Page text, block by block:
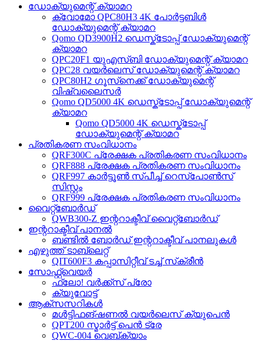
ഡോക്യുമെന്റ് ക്യാമറ
ക്വോമോ QPC80H3 4K പോർട്ടബിൾ
ഡോക്യുമെന്റ് ക്യാമറ
Qomo QD3900H2 ഡെസ്ക്ടോപ്പ് ഡോക്യുമെന്റ്
ക്യാമറ
QPC20F1 യുഎസ്ബി ഡോക്യുമെന്റ് ക്യാമറ
QPC28 വയർലെസ് ഡോക്യുമെന്റ് ക്യാമറ
QPC80H2 ഗൂസ്‌നെക്ക് ഡോക്യുമെന്റ്
വിഷ്വലൈസർ
Qomo QD5000 4K ഡെസ്ക്ടോപ്പ് ഡോക്യുമെന്റ്
ക്യാമറ
Qomo QD5000 4K ഡെസ്ക്ടോപ്പ്
ഡോക്യുമെന്റ് ക്യാമറ
പ്രതികരണ സംവിധാനം
QRF300C പ്രേക്ഷക പ്രതികരണ സംവിധാനം
QRF888 പ്രേക്ഷക പ്രതികരണ സംവിധാനം
QRF997 കാർട്ടൂൺ സ്പീച്ച് റെസ്‌പോൺസ്
സിസ്റ്റം
QRF999 പ്രേക്ഷക പ്രതികരണ സംവിധാനം
വൈറ്റ്‌ബോർഡ്
QWB300-Z ഇന്ററാക്ടീവ് വൈറ്റ്‌ബോർഡ്
ഇന്ററാക്ടീവ് പാനൽ
ബണ്ടിൽ ബോർഡ് ഇന്ററാക്ടീവ് പാനലുകൾ
എഴുത്ത് ടാബ്‌ലെറ്റ്
QIT600F3 കപ്പാസിറ്റീവ് ടച്ച് സ്‌ക്രീൻ
സോഫ്റ്റ്‌വെയർ
ഫ്ലോ! വർക്ക്സ് പ്രോ
ക്യുവോട്ട്
ആക്‌സസറികൾ
മൾട്ടിഫങ്ഷണൽ വയർലെസ് ക്യുപെൻ
QPT200 സ്മാർട്ട് പെൻ ട്രേ
QWC-004 വെബ്‌ക്യാം